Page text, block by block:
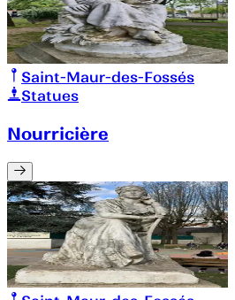
Saint-Maur-des-Fossés
Statues
Nourricière